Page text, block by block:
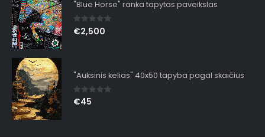
"Blue Horse" ranka tapytas paveikslas
0out of 5
€2,500
"Auksinis kelias" 40x50 tapyba pagal skaičius
0out of 5
€45